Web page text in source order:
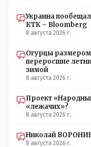
Украина
КТК – Bloomberg
8 августа 2026 г.
Огурцы размером
переросшие
зимой
8 августа 2026 г.
Проект
«лежачих»?
8 августа 2026 г.
Николай
8 августа 2026 г.